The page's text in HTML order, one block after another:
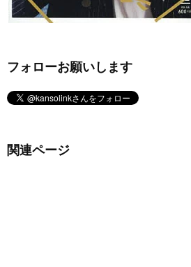
フォローお願いします
関連ページ